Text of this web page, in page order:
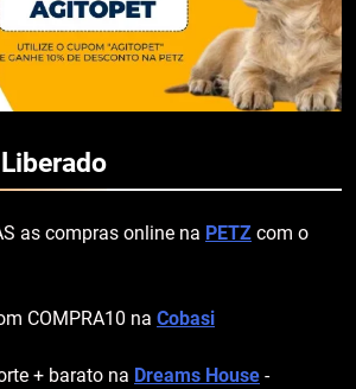
as compras online na PETZ com o
COMPRA10 na Cobasi
+ barato na Dreams House -